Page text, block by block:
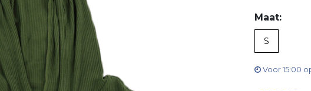
Maat:
S
Voor 15:00